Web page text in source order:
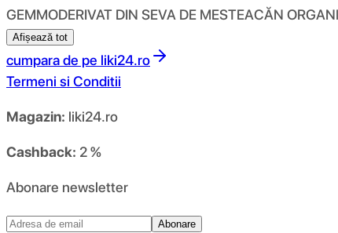
GEMMODERIVAT DIN SEVA DE MESTEACĂN
Afișează tot
cumpara de pe liki24.ro
Termeni si Conditii
Magazin: liki24.ro
Cashback: 2 %
Abonare newsletter
Abonare